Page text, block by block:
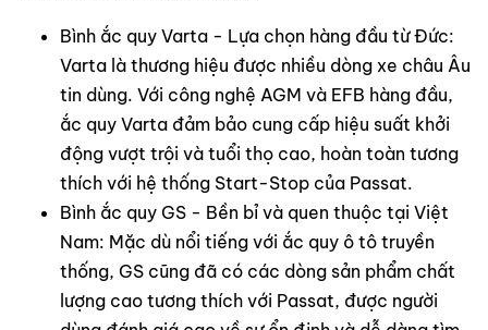
Bình ắc quy Varta - Lựa chọn hàng đầu từ Đức:
Varta là thương hiệu được nhiều dòng xe châu Âu
tin dùng. Với công nghệ AGM và EFB hàng đầu,
ắc quy Varta đảm bảo cung cấp hiệu suất khởi
động vượt trội và tuổi thọ cao, hoàn toàn tương
thích với hệ thống Start-Stop của Passat.
Bình ắc quy GS - Bền bỉ và quen thuộc tại Việt
Nam: Mặc dù nổi tiếng với ắc quy ô tô truyền
thống, GS cũng đã có các dòng sản phẩm chất
lượng cao tương thích với Passat, được người